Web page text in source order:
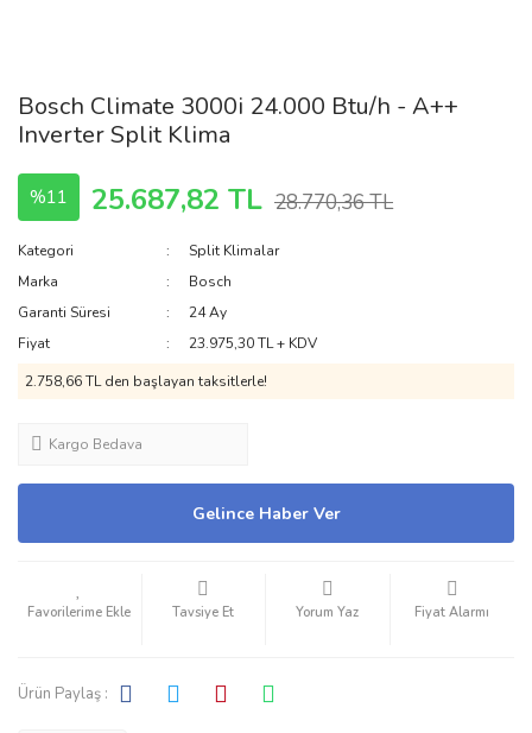
Bosch Climate 3000i 24.000 Btu/h - A++
Inverter Split Klima
%11 25.687,82 TL 28.770,36 TL
Kategori
Split Klimalar
Marka
Bosch
Garanti Süresi
24 Ay
Fiyat
23.975,30 TL + KDV
2.758,66 TL den başlayan taksitlerle!
Kargo Bedava
Gelince Haber Ver
Tavsiye Et Yorum Yaz Fiyat Alarmı
Ürün Paylaş :